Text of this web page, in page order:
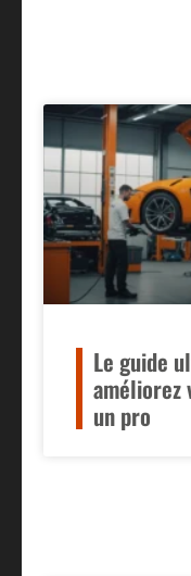
Le guide
améliorez
un pro